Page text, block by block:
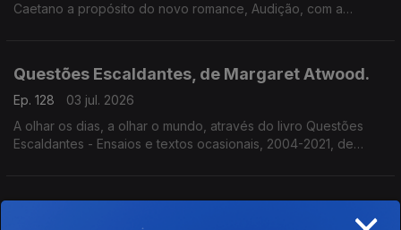
Caetano a propósito do novo romance, Audição, com a
Questões Escaldantes, de Margaret Atwood.
Ep. 128
03 jul. 2026
A olhar os dias, a olhar o mundo, através do livro Questões
Escaldantes - Ensaios e textos ocasionais, 2004-2021, de